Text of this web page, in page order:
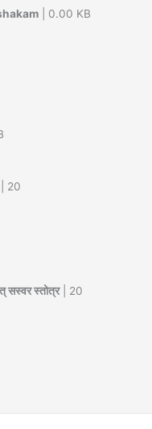
| 0.00 KB
20
सस्वर स्तोत्र| 20